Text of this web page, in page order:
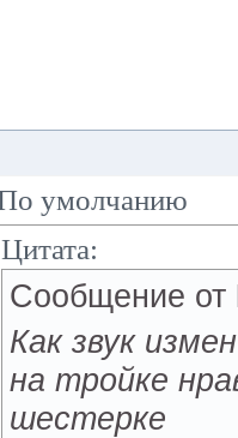
Цитата:
Сообщение от
Как звук
на тройке
шестерке